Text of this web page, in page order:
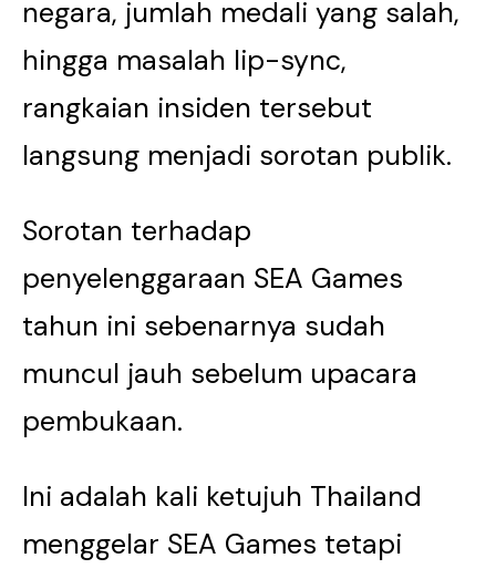
negara, jumlah medali yang salah,
hingga masalah lip-sync,
rangkaian insiden tersebut
langsung menjadi sorotan publik.
Sorotan terhadap
penyelenggaraan SEA Games
tahun ini sebenarnya sudah
muncul jauh sebelum upacara
pembukaan.
Ini adalah kali ketujuh Thailand
menggelar SEA Games tetapi